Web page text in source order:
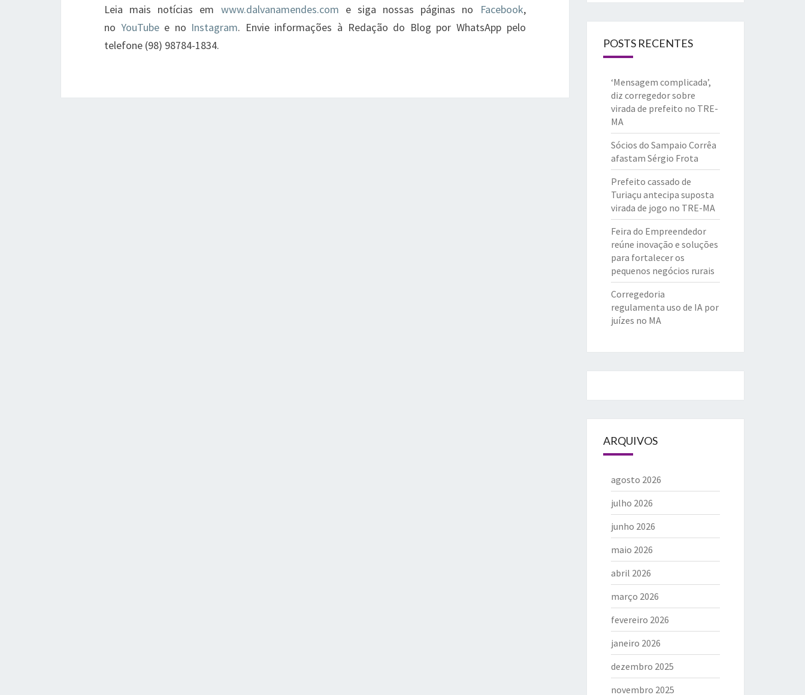
Leia mais notícias em www.dalvanamendes.com e siga nossas páginas no Facebook,
no YouTubee no Instagram. Envie informações à Redação do Blog por WhatsApp pelo
telefone (98) 98784-1834.
POSTS RECENTES
‘Mensagem complicada’,
diz corregedor sobre
virada de prefeito no TRE-
MA
Sócios do Sampaio Corrêa
afastam Sérgio Frota
Prefeito cassado de
Turiaçu antecipa suposta
virada de jogo no TRE-MA
Feira do Empreendedor
reúne inovação e soluções
para fortalecer os
pequenos negócios rurais
Corregedoria
regulamenta uso de IA por
juízes no MA
ARQUIVOS
agosto 2026
julho 2026
junho 2026
maio 2026
abril 2026
março 2026
fevereiro 2026
janeiro 2026
dezembro 2025
novembro 2025